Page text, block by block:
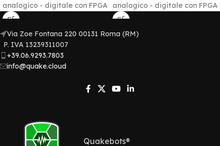
analogico - digitale con FPGA
(Field-Programmable Gate
tecnologia all’avanguardia,
progettata per rivoluzionare
il modo di ottenimento e
gestione dei dati.
analogico - digitale con FPGA
(Field-Programmable Gate
tecnologia all’avanguardia,
Via Zoe Fontana 220 00131 Roma (RM)
P. IVA 13239311007​
+39.06.9293.7803
info@quake.cloud
Quakebots®